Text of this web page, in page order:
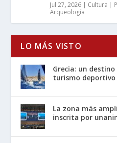
Jul 27, 2026 | Cultura |
Arqueología
LO MÁS VISTO
Grecia: un
turismo deportivo
La zona más
inscrita por